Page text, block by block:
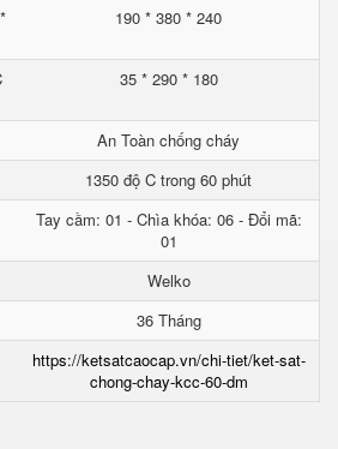
190 * 380 * 240
35 * 290 * 180
An Toàn chống cháy
1350 độ C trong 60 phút
Tay cầm: 01 - Chìa khóa: 06 - Đổi mã:
01
Welko
36 Tháng
https://ketsatcaocap.vn/chi-tiet/ket-sat-
chong-chay-kcc-60-dm